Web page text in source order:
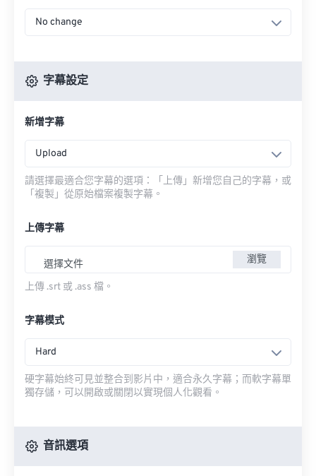
No change
字幕設定
新增字幕
Upload
請選擇最適合您字幕的選項：「上傳」新增您自己的字幕，或
「複製」從原始檔案複製字幕。
上傳字幕
選擇文件 瀏覽
上傳 .srt 或 .ass 檔。
字幕模式
Hard
硬字幕始終可見並整合到影片中，適合永久字幕；而軟字幕單
獨存儲，可以開啟或關閉以實現個人化觀看。
音訊選項